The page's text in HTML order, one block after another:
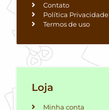
Contato
Política Privacidade
Termos de uso
Loja
Minha conta